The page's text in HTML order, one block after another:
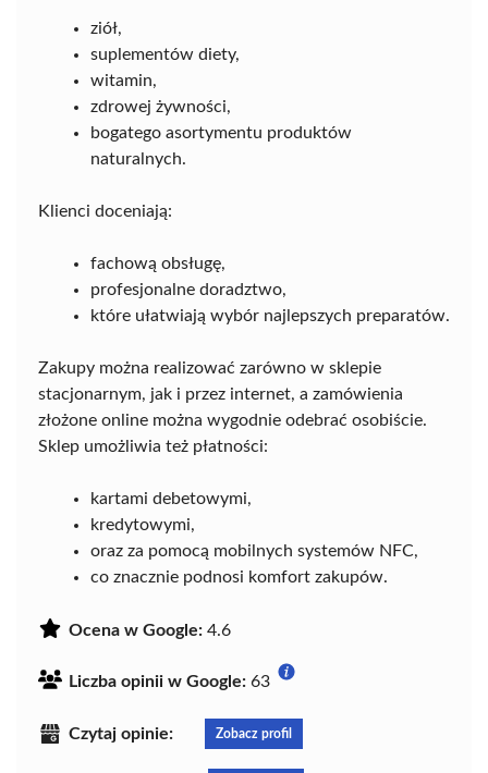
ziół,
suplementów diety,
witamin,
zdrowej żywności,
bogatego asortymentu produktów
naturalnych.
Klienci doceniają:
fachową obsługę,
profesjonalne doradztwo,
które ułatwiają wybór najlepszych preparatów.
Zakupy można realizować zarówno w sklepie
stacjonarnym, jak i przez internet, a zamówienia
złożone online można wygodnie odebrać osobiście.
Sklep umożliwia też płatności:
kartami debetowymi,
kredytowymi,
oraz za pomocą mobilnych systemów NFC,
co znacznie podnosi komfort zakupów.
Ocena w Google: 4.6
Liczba opinii w Google: 63
Czytaj opinie: Zobacz profil